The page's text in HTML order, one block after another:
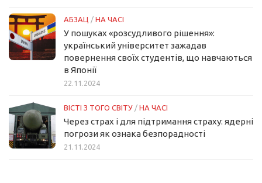
АБЗАЦ / НА ЧАСІ
У пошуках «розсудливого рішення»:
український університет зажадав
повернення своїх студентів, що навчаються
в Японії
22.11.2024
ВІСТІ З ТОГО СВІТУ / НА ЧАСІ
Через страх і для підтримання страху: ядерні
погрози як ознака безпорадності
21.11.2024